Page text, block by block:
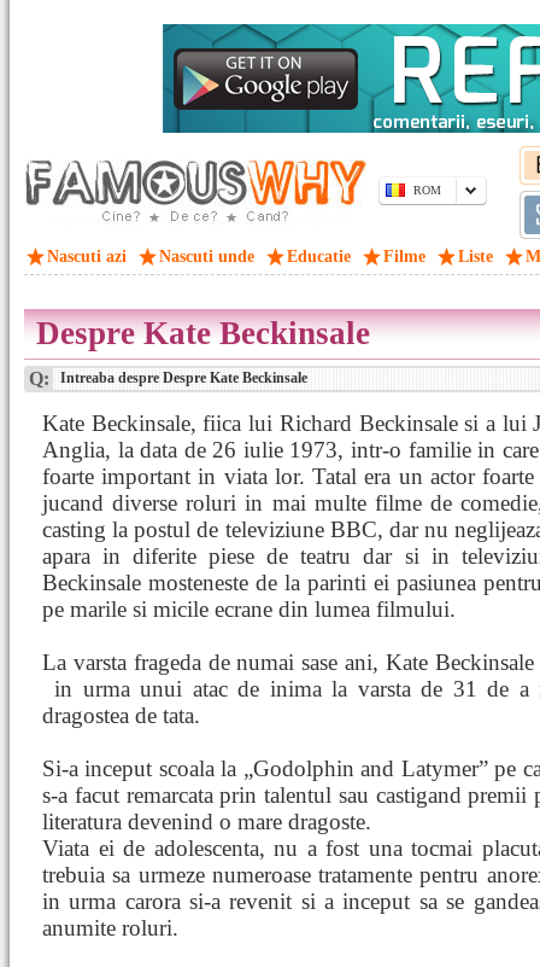
ROM
Nascuti azi Nascuti unde Educatie Filme Liste
Despre Kate Beckinsale
Q: Intreaba despre Despre Kate Beckinsale
Kate Beckinsale, fiica lui Richard Beckinsale si a lui
Anglia, la data de 26 iulie 1973, intr-o familie in
foarte important in viata lor. Tatal era un actor
jucand diverse roluri in mai multe filme de
casting la postul de televiziune BBC, dar nu
apara in diferite piese de teatru dar si in
Beckinsale mosteneste de la parinti ei pasiunea
pe marile si micile ecrane din lumea filmului.
La varsta frageda de numai sase ani, Kate
in urma unui atac de inima la varsta de 31 de a
dragostea de tata.
Si-a inceput scoala la „Godolphin and Latymer” pe
s-a facut remarcata prin talentul sau castigand
literatura devenind o mare dragoste.
Viata ei de adolescenta, nu a fost una tocmai
trebuia sa urmeze numeroase tratamente pentru
in urma carora si-a revenit si a inceput sa se
anumite roluri.